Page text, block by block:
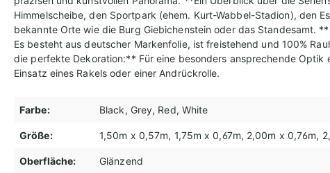
Himmelscheibe, den Sportpark (ehem. Kurt-Wabbel-Stadion), den
bekannte Orte wie die Burg Giebichenstein oder das Standesamt.
Es besteht aus deutscher Markenfolie, ist freistehend und 100%
die perfekte Dekoration:** Für eine besonders ansprechende
Einsatz eines Rakels oder einer Andrückrolle.
Farbe: Black, Grey, Red, White
Größe: 1,50m x 0,57m, 1,75m x 0,67m, 2,00m x 0,76m,
Oberfläche: Glänzend